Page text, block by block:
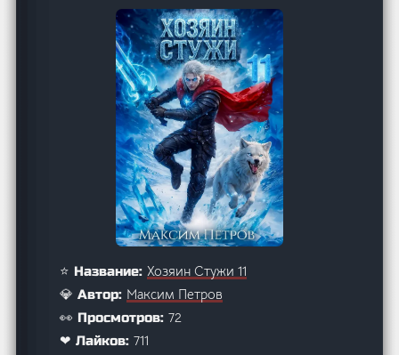
⭐ Название:Хозяин Стужи 11
💎 Автор: Максим Петров
👀 Просмотров:72
❤ Лайков:711